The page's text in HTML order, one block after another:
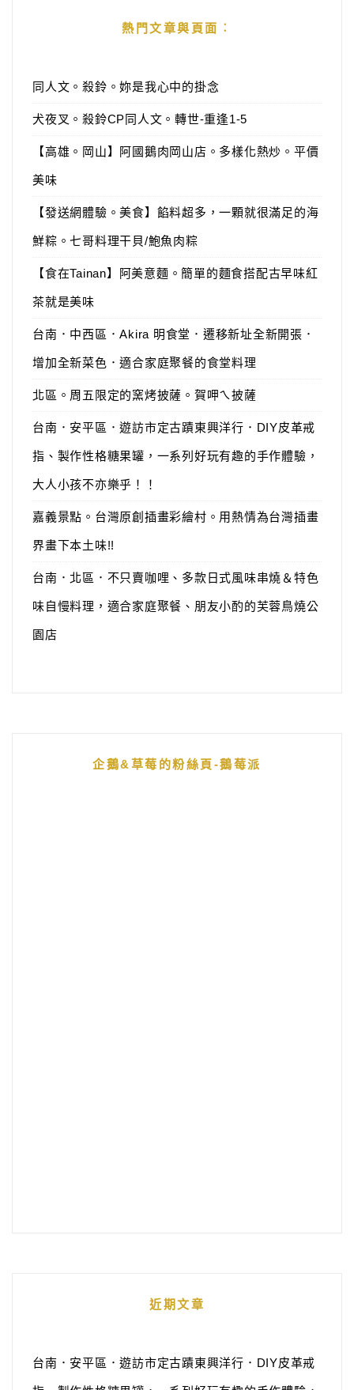
熱門文章與頁面︰
同人文。殺鈴。妳是我心中的掛念
犬夜叉。殺鈴CP同人文。轉世-重逢1-5
【高雄。岡山】阿國鵝肉岡山店。多樣化熱炒。平價
美味
【發送網體驗。美食】餡料超多，一顆就很滿足的海
鮮粽。七哥料理干貝/鮑魚肉粽
【食在Tainan】阿美意麵。簡單的麵食搭配古早味紅
茶就是美味
台南．中西區．Akira 明食堂．遷移新址全新開張．
增加全新菜色．適合家庭聚餐的食堂料理
北區。周五限定的窯烤披薩。賀呷ㄟ披薩
台南．安平區．遊訪市定古蹟東興洋行．DIY皮革戒
指、製作性格糖果罐，一系列好玩有趣的手作體驗，
大人小孩不亦樂乎！！
嘉義景點。台灣原創插畫彩繪村。用熱情為台灣插畫
界畫下本土味!!
台南．北區．不只賣咖哩、多款日式風味串燒＆特色
味自慢料理，適合家庭聚餐、朋友小酌的芙蓉鳥燒公
園店
企鵝&草莓的粉絲頁-鵝莓派
近期文章
台南．安平區．遊訪市定古蹟東興洋行．DIY皮革戒